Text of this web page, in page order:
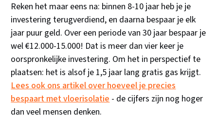
Reken het maar eens na: binnen 8-10 jaar heb je je
investering terugverdiend, en daarna bespaar je elk
jaar puur geld. Over een periode van 30 jaar bespaar je
wel €12.000-15.000! Dat is meer dan vier keer je
oorspronkelijke investering. Om het in perspectief te
plaatsen: het is alsof je 1,5 jaar lang gratis gas krijgt.
Lees ook ons artikel over hoeveel je precies
bespaart met vloerisolatie- de cijfers zijn nog hoger
dan veel mensen denken.